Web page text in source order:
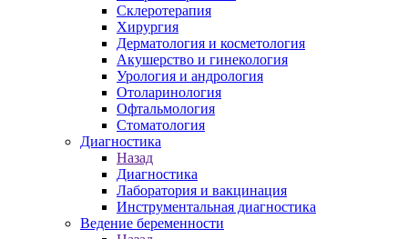
Склеротерапия
Хирургия
Дерматология и косметология
Акушерство и гинекология
Урология и андрология
Отоларинология
Офтальмология
Стоматология
Диагностика
Назад
Диагностика
Лаборатория и вакцинация
Инструментальная диагностика
Ведение беременности